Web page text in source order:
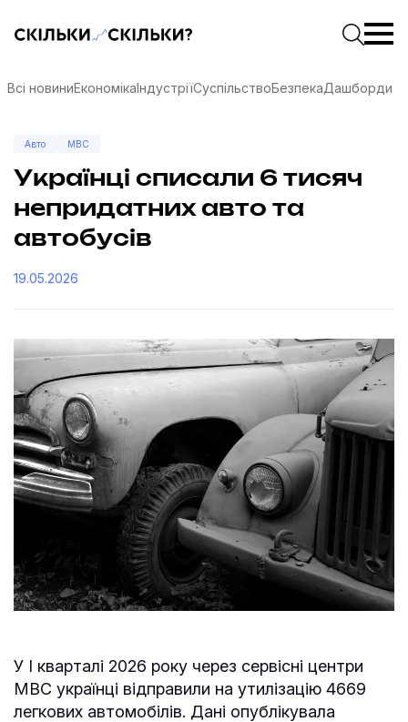
Скільки-скільки? — Медіа про суспільні даніПочати
Всі новиниЕкономікаІндустріїСуспільствоБезпекаДашборди
Авто МВС
Українці списали 6 тисяч
непридатних авто та
автобусів
19.05.2026
У І кварталі 2026 року через сервісні центри
МВС українці відправили на утилізацію 4669
легкових автомобілів. Дані опублікувала